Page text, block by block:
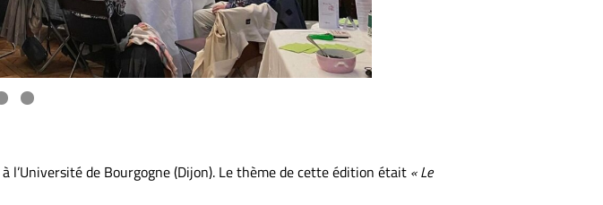
à l’Université de Bourgogne (Dijon). Le thème de cette édition était « Le